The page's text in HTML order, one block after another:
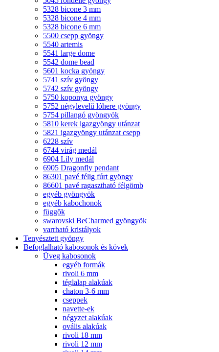
5328 bicone 3 mm
5328 bicone 4 mm
5328 bicone 6 mm
5500 csepp gyöngy
5540 artemis
5541 large dome
5542 dome bead
5601 kocka gyöngy
5741 szív gyöngy
5742 szív gyöngy
5750 koponya gyöngy
5752 négylevelű lóhere gyöngy
5754 pillangó gyöngyök
5810 kerek igazgyöngy utánzat
5821 igazgyöngy utánzat csepp
6228 szív
6744 virág medál
6904 Lily medál
6905 Dragonfly pendant
86301 pavé félig fúrt gyöngy
86601 pavé ragasztható félgömb
egyéb gyöngyök
egyéb kabochonok
függõk
swarovski BeCharmed gyöngyök
varrható kristályok
Tenyésztett gyöngy
Befoglalható kabosonok és kövek
Üveg kabosonok
egyéb formák
rivoli 6 mm
téglalap alakúak
chaton 3-6 mm
cseppek
navette-ek
négyzet alakúak
ovális alakúak
rivoli 18 mm
rivoli 12 mm